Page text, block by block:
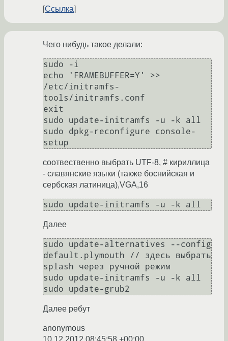
Ссылка
Чего нибудь такое делали:
sudo -i
echo 'FRAMEBUFFER=Y' >>
/etc/initramfs-
tools/initramfs.conf
exit
sudo update-initramfs -u -k all
sudo dpkg-reconfigure console-
setup
соотвественно выбрать UTF-8, # кириллица
- славянские языки (также боснийская и
сербская латиница),VGA,16
Далее
sudo update-alternatives --config
default.plymouth // здесь выбрать
splash через ручной режим
sudo update-initramfs -u -k all
sudo update-grub2
Далее ребут
anonymous
10.12.2012 08:45:58 +00:00